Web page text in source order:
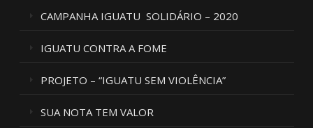
CAMPANHA IGUATU SOLIDÁRIO – 2020
IGUATU CONTRA A FOME
PROJETO – “IGUATU SEM VIOLÊNCIA”
SUA NOTA TEM VALOR